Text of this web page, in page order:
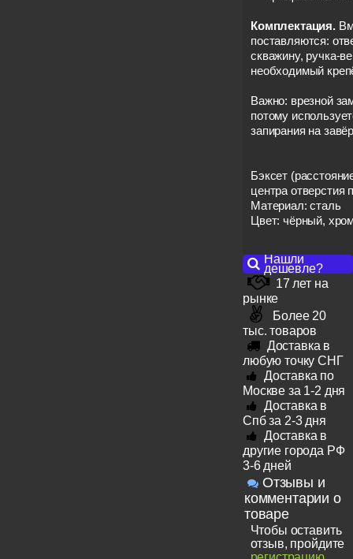
Комплектация.
поставляются:
скважину, ручка-
необходимый
Важно: врезной
потому
запирания на
Бэксет
центра отверстия
Материал: сталь
Цвет: чёрный,
Нашли
дешевле?
17 лет на
рынке
Более 20
тыс. товаров
Доставка в
любую точку СНГ
Доставка по
Москве за 1-2 дня
Доставка в
Спб за 2-3 дня
Доставка в
другие города РФ
3-6 дней
Отзывы и
комментарии о
товаре
Чтобы оставить
отзыв, пройдите